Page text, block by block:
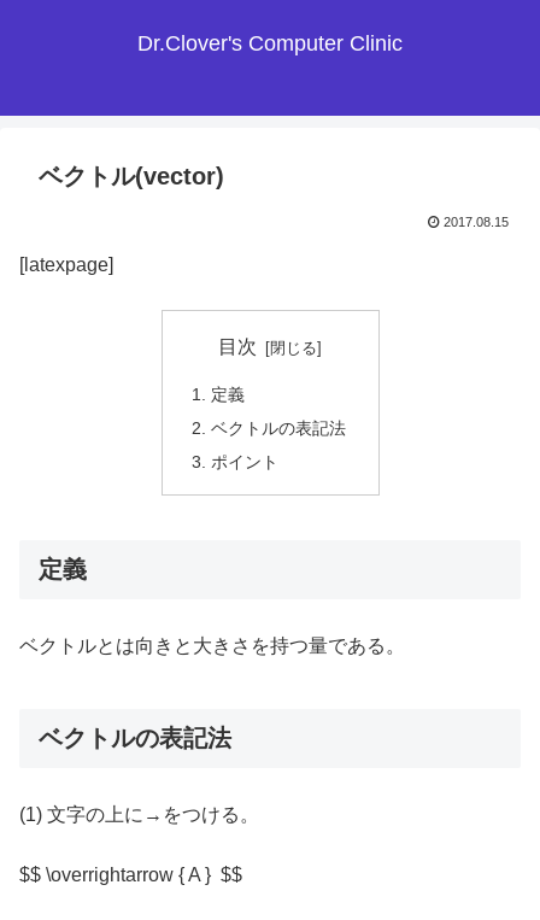
Dr.Clover's Computer Clinic
ベクトル(vector)
2017.08.15
[latexpage]
目次
定義
ベクトルの表記法
ポイント
定義
ベクトルとは向きと大きさを持つ量である。
ベクトルの表記法
(1) 文字の上に→をつける。
$$ \overrightarrow { A } $$